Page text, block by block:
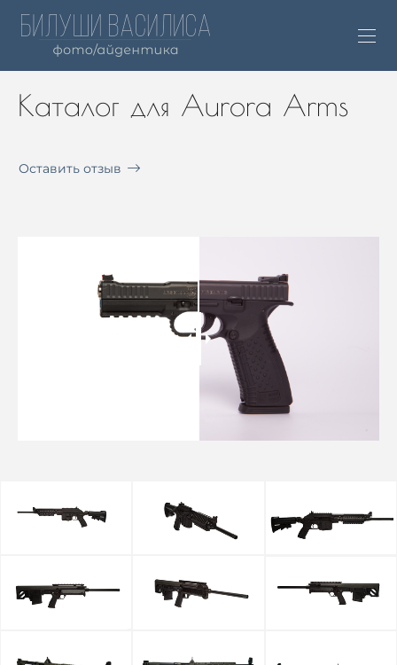
Каталог для Aurora Arms
Оставить отзыв